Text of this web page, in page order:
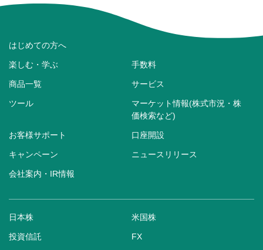
はじめての方へ
楽しむ・学ぶ 手数料
商品一覧 サービス
ツール
マーケット情報(株式市況・株
価検索など)
お客様サポート 口座開設
キャンペーン ニュースリリース
会社案内・IR情報
日本株 米国株
投資信託 FX